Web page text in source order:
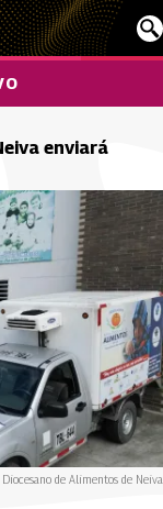
enviará
Diocesano de Alimentos de Neiva